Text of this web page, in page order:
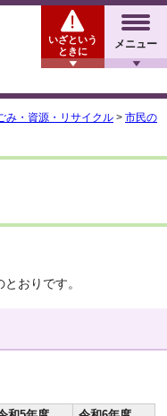
メニュー
いざという
ときに
み・資源・リサイクル > 市民の
おりです。